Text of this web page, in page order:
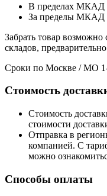
В пределах МКАД
За пределы МКАД
Забрать товар
складов,
Сроки по Москве / МО 1-
Стоимость
Стоимость
стоимости
Отправка в
компанией. С
можно
Способы оплаты